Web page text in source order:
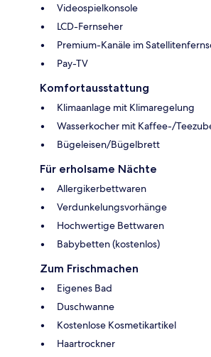
Videospielkonsole
LCD-Fernseher
Premium-Kanäle im
Pay-TV
Komfortausstattung
Klimaanlage mit Klimaregelung
Wasserkocher mit Kaffee-/
Bügeleisen/Bügelbrett
Für erholsame Nächte
Allergikerbettwaren
Verdunkelungsvorhänge
Hochwertige Bettwaren
Babybetten (kostenlos)
Zum Frischmachen
Eigenes Bad
Duschwanne
Kostenlose Kosmetikartikel
Haartrockner